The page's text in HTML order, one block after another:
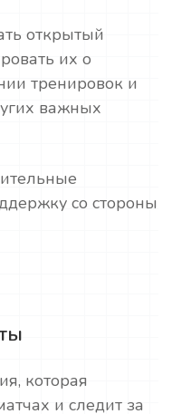
открытый
их о
тренировок и
важных
со стороны
которая
и следит за